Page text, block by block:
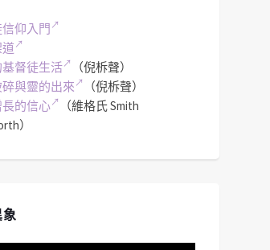
仰入門
督徒生活
（倪柝聲）
與靈的出來
（倪柝聲）
的信心
（維格氏 Smith
）
象